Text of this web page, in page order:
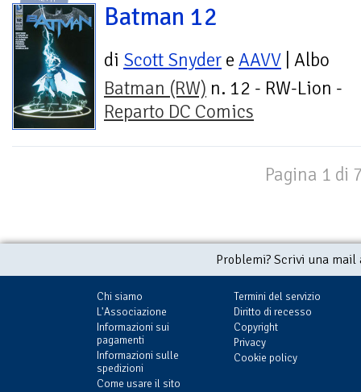
Batman 12
di Scott Snyder e AAVV | Albo
Batman (RW) n. 12 - RW-Lion -
Reparto DC Comics
Pagina 1 di
Problemi? Scrivi una
Chi siamo
L'Associazione
Informazioni sui
pagamenti
Informazioni sulle
spedizioni
Come usare il sito
Termini del servizio
Diritto di recesso
Copyright
Privacy
Cookie policy